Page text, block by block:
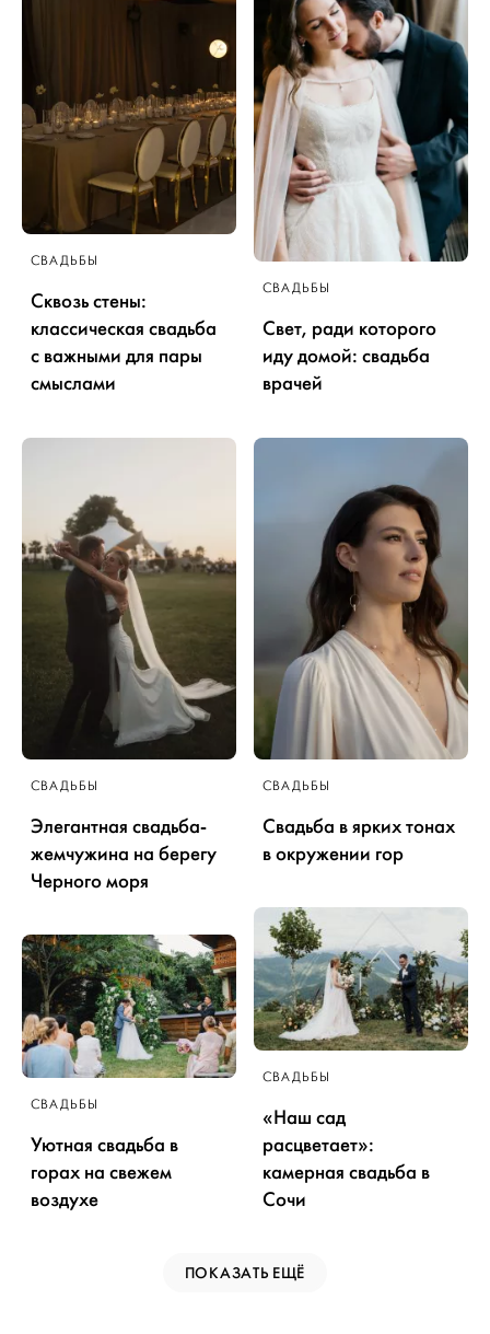
СВАДЬБЫ
Сквозь стены:
классическая свадьба
с важными для пары
смыслами
СВАДЬБЫ
Свет, ради которого
иду домой: свадьба
врачей
СВАДЬБЫ
Элегантная свадьба-
жемчужина на берегу
Черного моря
СВАДЬБЫ
Свадьба в ярких тонах
в окружении гор
СВАДЬБЫ
«Наш сад
расцветает»:
камерная свадьба в
Сочи
СВАДЬБЫ
Уютная свадьба в
горах на свежем
воздухе
ПОКАЗАТЬ ЕЩЁ